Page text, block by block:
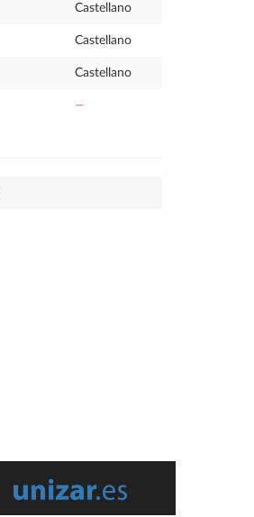
Castellano
Castellano
Castellano
—